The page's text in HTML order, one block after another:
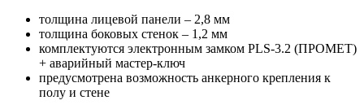
толщина лицевой панели – 2,8 мм
толщина боковых стенок – 1,2 мм
комплектуются электронным замком PLS-3.2 (ПРОМЕТ)
+ аварийный мастер-ключ
предусмотрена возможность анкерного крепления к
полу и стене